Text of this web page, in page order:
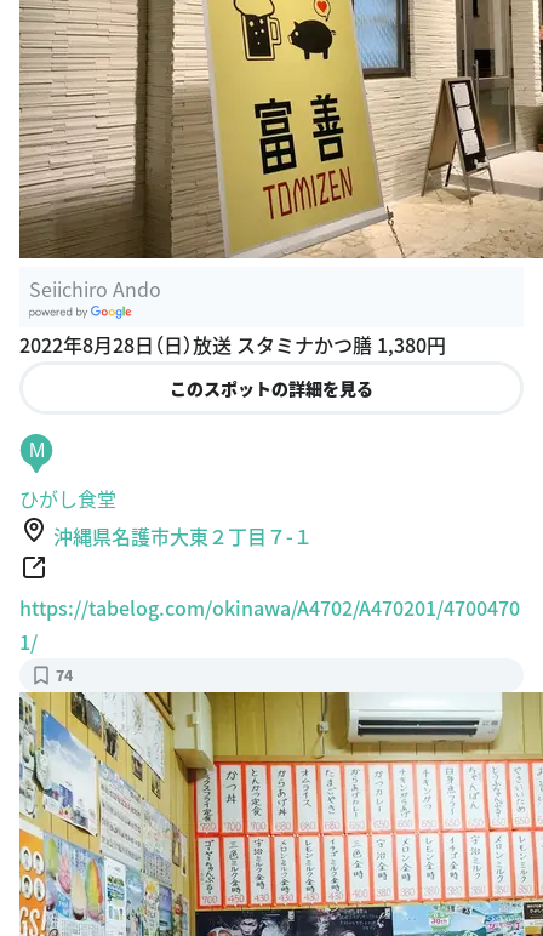
Seiichiro Ando
oogle Plac
2022年8月28日（日）放送 スタミナかつ膳 1,380円
このスポットの詳細を見る
M
ひがし食堂
沖縄県名護市大東２丁目７-１
https://tabelog.com/okinawa/A4702/A470201/4700470
1/
74